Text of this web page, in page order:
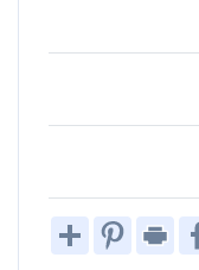
Share
PinterestPrint